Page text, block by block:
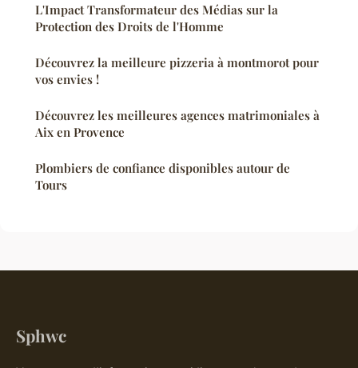
L'Impact Transformateur des Médias sur la
Protection des Droits de l'Homme
Découvrez la meilleure pizzeria à montmorot pour
vos envies !
Découvrez les meilleures agences matrimoniales à
Aix en Provence
Plombiers de confiance disponibles autour de
Tours
Sphwc